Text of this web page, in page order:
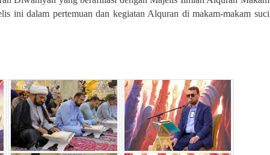
ini dalam pertemuan dan kegiatan Alquran di makam-makam suci